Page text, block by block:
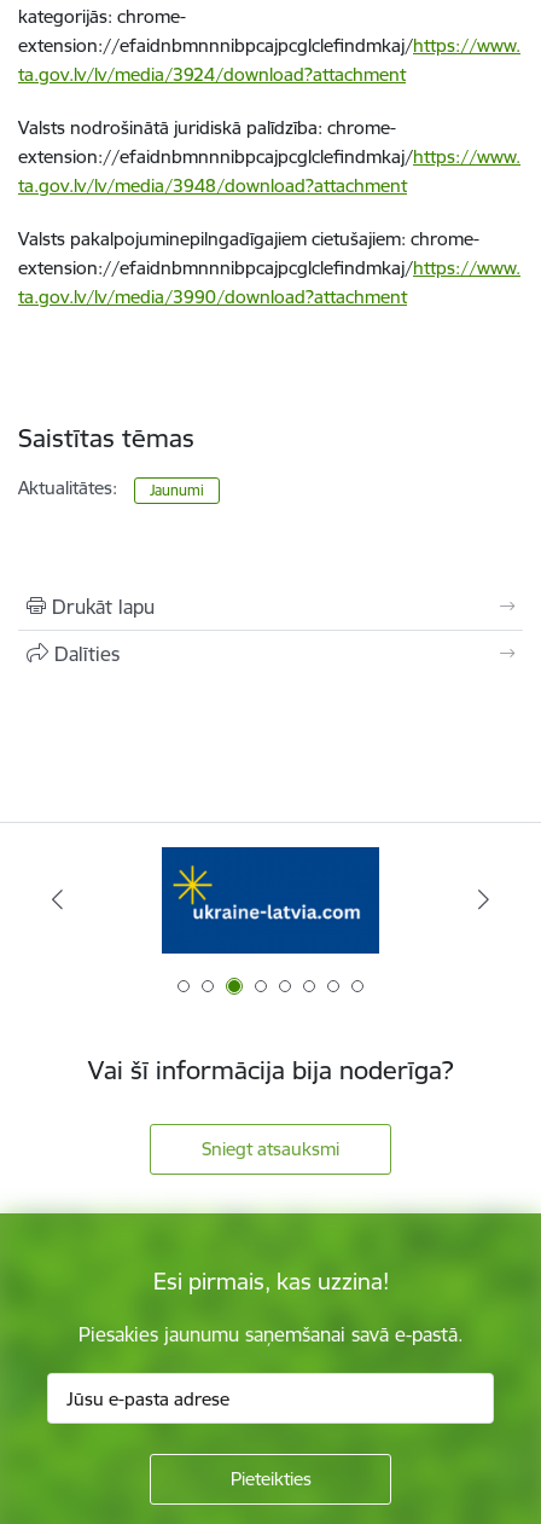
kategorijās: chrome-
extension://efaidnbmnnnibpcajpcglclefindmkaj/https://www.
ta.gov.lv/lv/media/3924/download?attachment
Valsts nodrošinātā juridiskā palīdzība: chrome-
extension://efaidnbmnnnibpcajpcglclefindmkaj/https://www.
ta.gov.lv/lv/media/3948/download?attachment
Valsts pakalpojuminepilngadīgajiem cietušajiem: chrome-
extension://efaidnbmnnnibpcajpcglclefindmkaj/https://www.
ta.gov.lv/lv/media/3990/download?attachment
Saistītas tēmas
Aktualitātes: Jaunumi
Drukāt lapu
Dalīties
Vai šī informācija bija noderīga?
Sniegt atsauksmi
Esi pirmais, kas uzzina!
Piesakies jaunumu saņemšanai savā e-pastā.